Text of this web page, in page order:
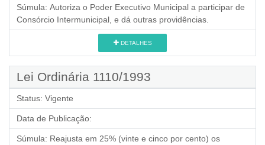
Súmula: Autoriza o Poder Executivo Municipal a participar de
Consórcio Intermunicipal, e dá outras providências.
DETALHES
Lei Ordinária 1110/1993
Status: Vigente
Data de Publicação:
Súmula: Reajusta em 25% (vinte e cinco por cento) os